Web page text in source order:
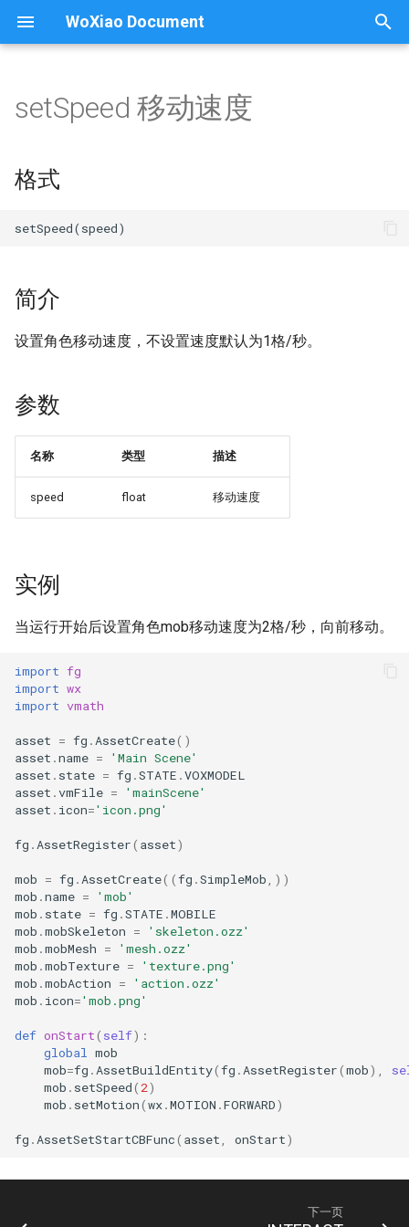
WoXiao Document
化
搜
引
我的魔法学校
下载安装
常见问题
更新说明
Asset 资产 AssetBreakEntity 删除资源
AssetRegister 注册资源
Event 事件
AssetSetInteractCBFunc
SendCommand 发送广播
AddQuickButton 快捷按钮
ShowCountdown 倒计时
ShowDialog 对话框
ShowInputDialog 提问对
ShowLetter 信件
Audio 声音 AudioCreate 创建音效
AudioSetGain 音量
AudioSetPos 音效位置
AudioStop 停止音效
AudioCaptureStop 结束录
World 世界
ARInitialize 初始化AR
CameraSetFlying 摄像机
FogSetDistantRatio 可见度
LightingBlock 点亮方块
SetDayTime 设置时间
SetFov 设定摄像机焦距
SetBlock 建造方块
BuildTreeDefault 快速种树
MobGetPitch 角色仰角
MobGetYaw 角色方位角
MobSetActive 显示/隐藏
MobSetPitch 设定角色仰
VoxModelSetFaceTo VM
Coroutine 协程
StartCoroutine 开始协程
choice 随机元素
randint 随机整数
sample 指定数量随机元素
shuffle 随机排序
uniform 范围取随机浮点数
pushDelayCommand 排序等待执行
setDelayCommand 等待执行
convertNumber 转换为数字
Vec3 三维坐标
WaitForMoveMob 角色几秒移动几步
WaitForRotateYawVoxModel VM几秒水平旋转几弧度
WaitForSecond 等待几秒
格式
简介
fg INTERACT
wx
ACTION
MOUSE_BUTTON
C++
setSpeed 移动速度
格式
简介
设置角色移动速度，不设置速度默认为1格/秒。
参数
名称 类型 描述
speed float 移动速度
实例
当运行开始后设置角色mob移动速度为2格/秒，向前移动。
import fg
import wx
import vmath
asset = fg . AssetCreate()
asset .name =
'Main Scene'
asset . state = fg .STATE .VOXMODEL
asset .vmFile =
'mainScene'
asset . icon='icon.png'
fg . AssetRegister( asset)
mob = fg . AssetCreate((fg .SimpleMob ,))
mob .name =
'mob'
mob . state = fg .STATE .MOBILE
mob .mobSkeleton =
'skeleton.ozz'
mob .mobMesh =
'mesh.ozz'
mob .mobTexture =
'texture.png'
mob .mobAction =
'action.ozz'
mob . icon='mob.png'
def onStart( self):
global
mob
mob=fg . AssetBuildEntity(fg . AssetRegister(mob),
mob . setSpeed( 2)
mob . setMotion(wx.MOTION .FORWARD)
fg . AssetSetStartCBFunc( asset onStart)
下一页